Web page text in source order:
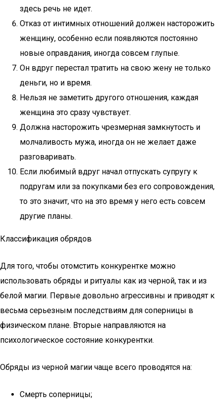
здесь речь не идет.
Отказ от интимных отношений должен насторожить
женщину, особенно если появляются постоянно
новые оправдания, иногда совсем глупые.
Он вдруг перестал тратить на свою жену не только
деньги, но и время.
Нельзя не заметить другого отношения, каждая
женщина это сразу чувствует.
Должна насторожить чрезмерная замкнутость и
молчаливость мужа, иногда он не желает даже
разговаривать.
Если любимый вдруг начал отпускать супругу к
подругам или за покупками без его сопровождения,
то это значит, что на это время у него есть совсем
другие планы.
Классификация обрядов
Для того, чтобы отомстить конкурентке можно
использовать обряды и ритуалы как из черной, так и из
белой магии. Первые довольно агрессивны и приводят к
весьма серьезным последствиям для соперницы в
физическом плане. Вторые направляются на
психологическое состояние конкурентки.
Обряды из черной магии чаще всего проводятся на:
Смерть соперницы;